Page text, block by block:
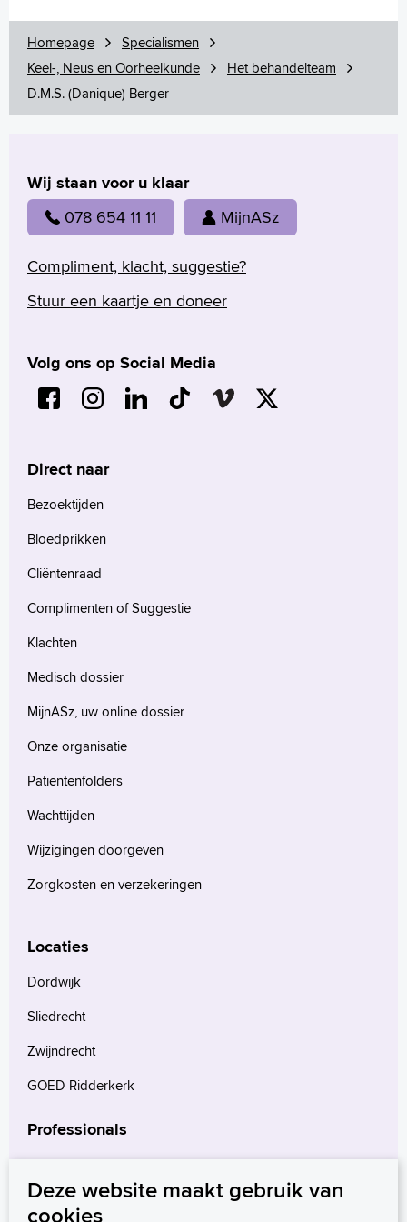
Aandoeningen
Onderzoek
Behandelingen
Voorlichtingsfilms
Handige links
Praktische informatie
Specialismen
Medewerkers
Voorleesfunctie
English
Polski
Türkçe
Arabisch
Homepage
Specialismen
Keel-, Neus en Oorheelkunde
Het behandelteam
D.M.S. (Danique) Berger
Wij staan voor u klaar
078 654 11 11 MijnASz
Compliment, klacht, suggestie?
Stuur een kaartje en doneer
Volg ons op Social Media
Direct naar
Bezoektijden
Bloedprikken
Cliëntenraad
Complimenten of Suggestie
Klachten
Medisch dossier
MijnASz, uw online dossier
Onze organisatie
Patiëntenfolders
Wachttijden
Wijzigingen doorgeven
Zorgkosten en verzekeringen
Locaties
Dordwijk
Sliedrecht
Zwijndrecht
GOED Ridderkerk
Professionals
Verwijzers
Wetenschappelijk onderzoek
Deze website maakt gebruik van
cookies